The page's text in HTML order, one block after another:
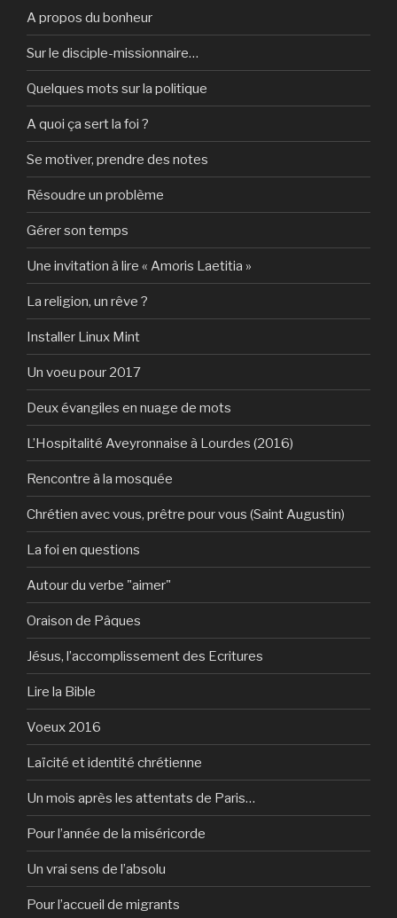
A propos du bonheur
Sur le disciple-missionnaire…
Quelques mots sur la politique
A quoi ça sert la foi ?
Se motiver, prendre des notes
Résoudre un problème
Gérer son temps
Une invitation à lire « Amoris Laetitia »
La religion, un rêve ?
Installer Linux Mint
Un voeu pour 2017
Deux évangiles en nuage de mots
L’Hospitalité Aveyronnaise à Lourdes (2016)
Rencontre à la mosquée
Chrétien avec vous, prêtre pour vous (Saint Augustin)
La foi en questions
Autour du verbe "aimer"
Oraison de Pâques
Jésus, l’accomplissement des Ecritures
Lire la Bible
Voeux 2016
Laïcité et identité chrétienne
Un mois après les attentats de Paris…
Pour l’année de la miséricorde
Un vrai sens de l’absolu
Pour l’accueil de migrants